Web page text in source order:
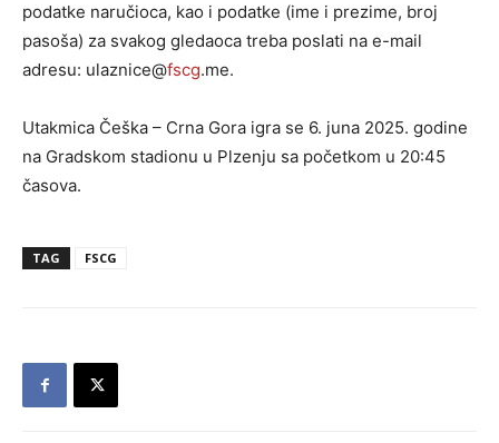
podatke naručioca, kao i podatke (ime i prezime, broj
pasoša) za svakog gledaoca treba poslati na e-mail
adresu: ulaznice@fscg.me.
Utakmica Češka – Crna Gora igra se 6. juna 2025. godine
na Gradskom stadionu u Plzenju sa početkom u 20:45
časova.
TAG FSCG